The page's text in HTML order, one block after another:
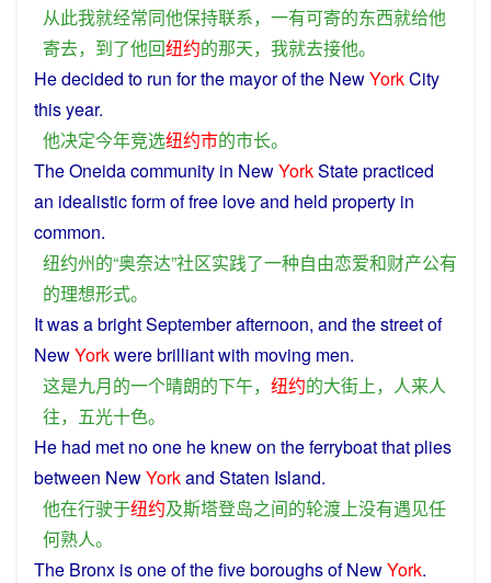
从此我就经常同他保持联系， 一有可寄的东西就给他
寄去， 到了他回纽约的那天， 我就去接他。
Hedecided to run for the mayorofthe NewYorkCity
this year.
他决定今年竞选纽约市的市长。
The Oneidacommunity in NewYorkStatepracticed
an idealisticformoffree loveand held property in
common.
纽约州的“奥奈达”社区实践了一种自由恋爱和财产公有
的理想形式。
ItwasabrightSeptemberafternoon, and thestreetof
NewYorkwerebrilliantwith moving men.
这是九月的一个晴朗的下午， 纽约的大街上， 人来人
往， 五光十色。
He had met noone he knewon theferryboatthatplies
between NewYorkand Staten Island.
他在行驶于纽约及斯塔登岛之间的轮渡上没有遇见任
何熟人。
The Bronx isoneof thefiveboroughsof NewYork.